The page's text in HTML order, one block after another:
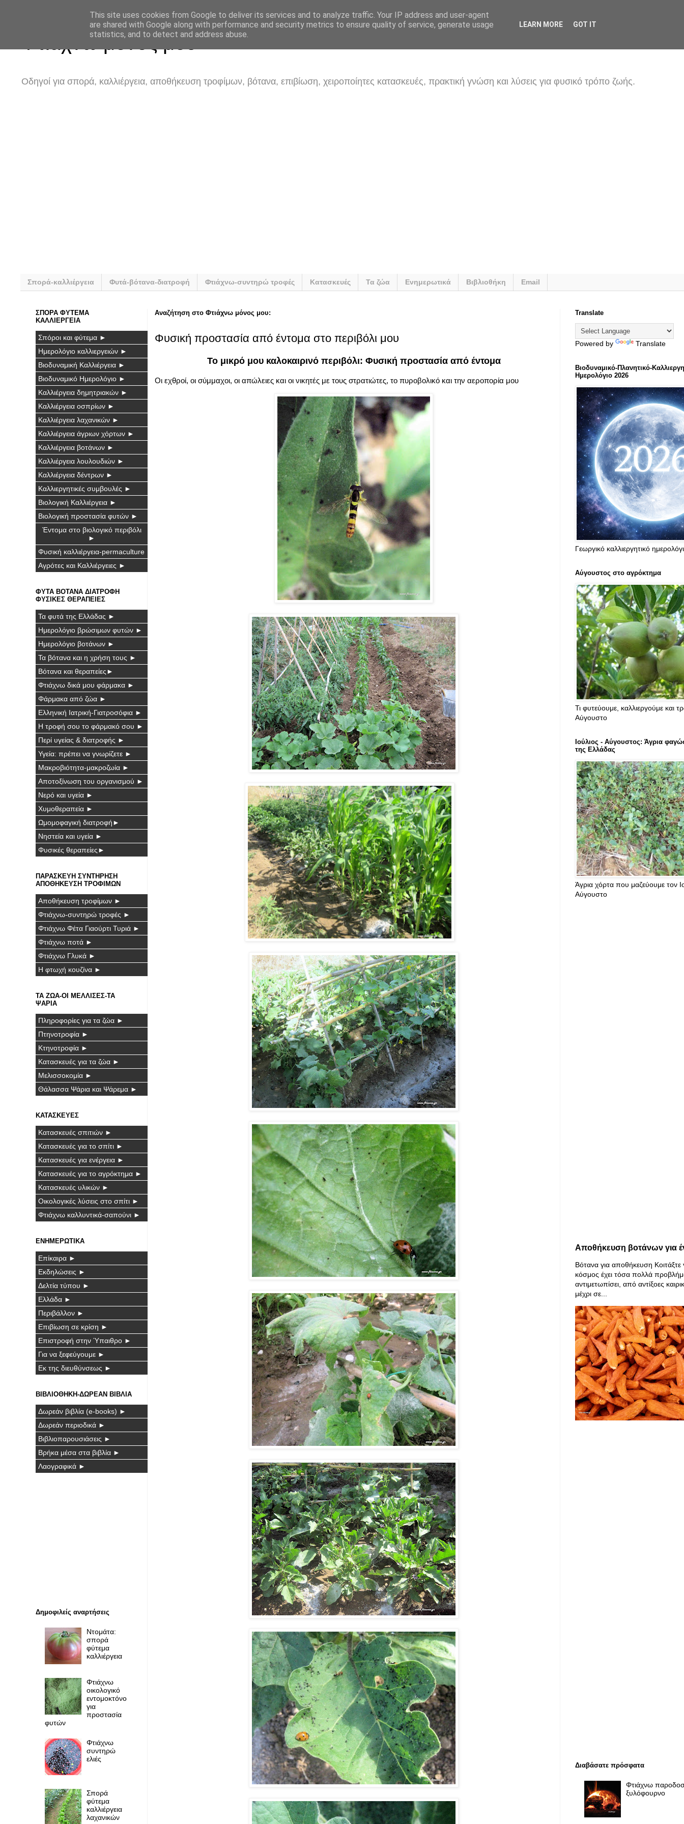
Φτιάχνω μόνος μου
Οδηγοί για σπορά, καλλιέργεια, αποθήκευση τροφίμων, βότανα, επιβίωση, χειροποίητες κατασκευές, πρακτική γνώση και λύσεις για φυσικό τρόπο ζωής.
Σπορά-καλλιέργεια Φυτά-βότανα-διατροφή Φτιάχνω-συντηρώ τροφές Κατασκευές Τα ζώα Ενημερωτικά Βιβλιοθήκη Email
Αναζήτηση στο Φτιάχνω μόνος μου:
Φυσική προστασία από έντομα στο περιβόλι μου
Το μικρό μου καλοκαιρινό περιβόλι: Φυσική προστασία από έντομα
Οι εχθροί, οι σύμμαχοι, οι απώλειες και οι νικητές με τους στρατιώτες, το πυροβολικό και την αεροπορία μου
ΣΠΟΡΑ ΦΥΤΕΜΑ
ΚΑΛΛΙΕΡΓΕΙΑ
Σπόροι και φύτεμα ►
Ημερολόγιο καλλιεργειών ►
Βιοδυναμική Καλλιέργεια ►
Βιοδυναμικό Ημερολόγιο ►
Καλλιέργεια δημητριακών ►
Καλλιέργεια οσπρίων ►
Καλλιέργεια λαχανικών ►
Καλλιέργεια άγριων χόρτων ►
Καλλιέργεια βοτάνων ►
Καλλιέργεια λουλουδιών ►
Καλλιέργεια δέντρων ►
Καλλιεργητικές συμβουλές ►
Βιολογική Καλλιέργεια ►
Βιολογική προστασία φυτών ►
Έντομα στο βιολογικό περιβόλι
►
Φυσική καλλιέργεια-permaculture
Αγρότες και Καλλιέργειες ►
ΦΥΤΑ ΒΟΤΑΝΑ ΔΙΑΤΡΟΦΗ
ΦΥΣΙΚΕΣ ΘΕΡΑΠΕΙΕΣ
Τα φυτά της Ελλάδας ►
Ημερολόγιο βρώσιμων φυτών ►
Ημερολόγιο βοτάνων ►
Τα βότανα και η χρήση τους ►
Βότανα και θεραπείες►
Φτιάχνω δικά μου φάρμακα ►
Φάρμακα από ζώα ►
Ελληνική Ιατρική-Γιατροσόφια ►
Η τροφή σου το φάρμακό σου ►
Περί υγείας & διατροφής ►
Υγεία: πρέπει να γνωρίζετε ►
Μακροβιότητα-μακροζωία ►
Αποτοξίνωση του οργανισμού ►
Νερό και υγεία ►
Χυμοθεραπεία ►
Ωμομοφαγική διατροφή►
Νηστεία και υγεία ►
Φυσικές θεραπείες►
ΠΑΡΑΣΚΕΥΗ ΣΥΝΤΗΡΗΣΗ
ΑΠΟΘΗΚΕΥΣΗ ΤΡΟΦΙΜΩΝ
Αποθήκευση τροφίμων ►
Φτιάχνω-συντηρώ τροφές ►
Φτιάχνω Φέτα Γιαούρτι Τυριά ►
Φτιάχνω ποτά ►
Φτιάχνω Γλυκά ►
Η φτωχή κουζίνα ►
ΤΑ ΖΩΑ-ΟΙ ΜΕΛΛΙΣΕΣ-ΤΑ
ΨΑΡΙΑ
Πληροφορίες για τα ζώα ►
Πτηνοτροφία ►
Κτηνοτροφία ►
Κατασκευές για τα ζώα ►
Μελισσοκομία ►
Θάλασσα Ψάρια και Ψάρεμα ►
ΚΑΤΑΣΚΕΥΕΣ
Κατασκευές σπιτιών ►
Κατασκευές για το σπίτι ►
Κατασκευές για ενέργεια ►
Κατασκευές για το αγρόκτημα ►
Κατασκευές υλικών ►
Οικολογικές λύσεις στο σπίτι ►
Φτιάχνω καλλυντικά-σαπούνι ►
ΕΝΗΜΕΡΩΤΙΚΑ
Επίκαιρα ►
Εκδηλώσεις ►
Δελτία τύπου ►
Ελλάδα ►
Περιβάλλον ►
Επιβίωση σε κρίση ►
Επιστροφή στην Ύπαιθρο ►
Για να ξεφεύγουμε ►
Εκ της διευθύνσεως ►
ΒΙΒΛΙΟΘΗΚΗ-ΔΩΡΕΑΝ ΒΙΒΛΙΑ
Δωρεάν βιβλία (e-books) ►
Δωρεάν περιοδικά ►
Βιβλιοπαρουσιάσεις ►
Βρήκα μέσα στα βιβλία ►
Λαογραφικά ►
Δημοφιλείς αναρτήσεις
Ντομάτα:
σπορά
φύτεμα
καλλιέργεια
Φτιάχνω
οικολογικό
εντομοκτόνο
για
προστασία
φυτών
Φτιάχνω
συντηρώ
ελιές
Σπορά
φύτεμα
καλλιέργεια
λαχανικών
Translate
Powered by Translate
Βιοδυναμικό-Πλανητικό-
Ημερολόγιο 2026
Γεωργικό καλλιεργητικό
Αύγουστος στο αγρόκτημα
Τι φυτεύουμε, καλλιεργούμε και
Αύγουστο
Ιούλιος - Αύγουστος: Άγρια
της Ελλάδας
Άγρια χόρτα που μαζεύουμε τον
Αύγουστο
Αποθήκευση βοτάνων για
Βότανα για αποθήκευση
κόσμος έχει τόσα πολλά
αντιμετωπίσει, από αντίξοες
μέχρι σε...
Διαβάσατε πρόσφατα
Φτιάχνω
ξυλόφουρνο
This site uses cookies from Google to deliver its services and to analyze traffic. Your IP address and user-agent
are shared with Google along with performance and security metrics to ensure quality of service, generate usage
statistics, and to detect and address abuse.
LEARN MORE GOT IT